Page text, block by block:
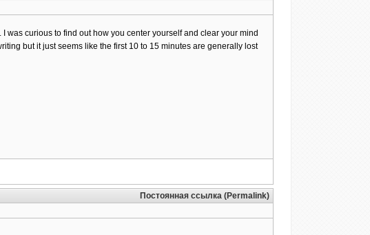
was curious to find out how you center yourself and clear your mind
but it just seems like the first 10 to 15 minutes are generally lost
Постоянная ссылка (Permalink)